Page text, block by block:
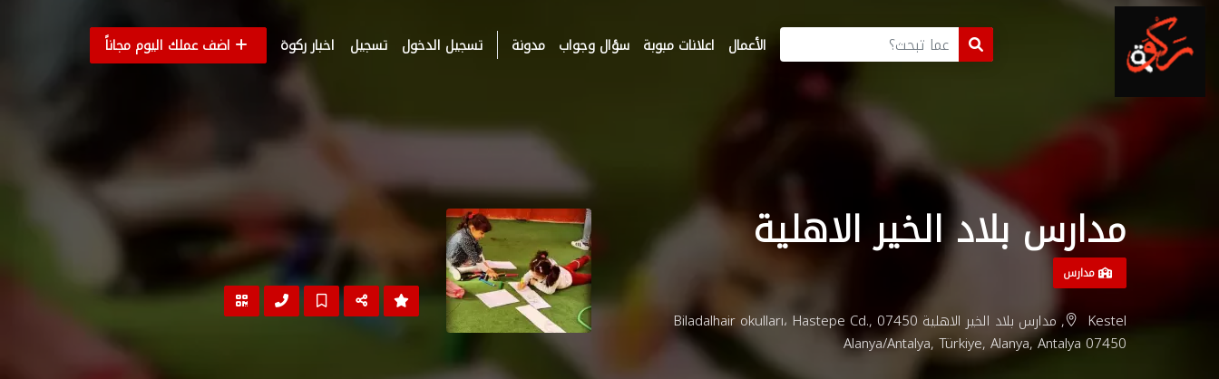
الأعمال اعلانات مبوبة سؤال وجواب مدونة تسجيل الدخول تسجيل اخبار ركوة اضف عملك اليوم مجاناً
مدارس بلاد الخير الاهلية
مدارس
Kestel, مدارس بلاد الخير الاهلية Biladalhair okulları، Hastepe Cd., 07450
Alanya/Antalya, Türkiye, Alanya, Antalya 07450